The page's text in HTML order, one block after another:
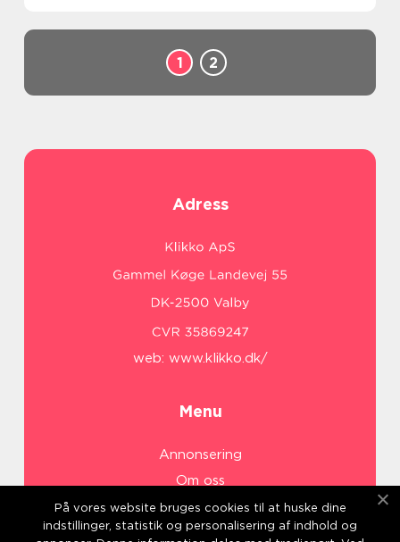
1
2
Adress
web: www.klikko.dk/
Menu
Annonsering
Om oss
Cookies
Kontakta oss
På vores website bruges cookies til at huske dine
indstillinger, statistik og personalisering af indhold og